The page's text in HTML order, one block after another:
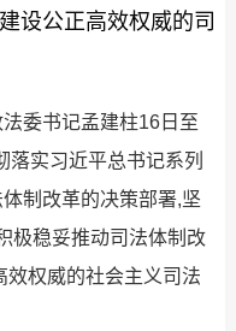
设公正高效权威的司
委书记孟建柱16日至
落实习近平总书记系列
制改革的决策部署,坚
极稳妥推动司法体制改
效权威的社会主义司法